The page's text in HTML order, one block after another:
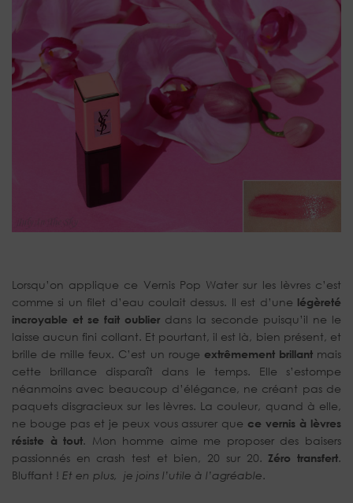
Lorsqu’on applique ce Vernis Pop Water sur les lèvres c’est
comme si un filet d’eau coulait dessus. Il est d’une légèreté
incroyable et se fait oublier dans la seconde puisqu’il ne le
laisse aucun fini collant. Et pourtant, il est là, bien présent, et
brille de mille feux. C’est un rouge extrêmement brillantmais
cette brillance disparaît dans le temps. Elle s’estompe
néanmoins avec beaucoup d’élégance, ne créant pas de
paquets disgracieux sur les lèvres. La couleur, quand à elle,
ne bouge pas et je peux vous assurer que ce vernis à lèvres
résiste à tout. Mon homme aime me proposer des baisers
passionnés en crash test et bien, 20 sur 20. Zéro transfert.
Bluffant ! Et en plus, je joins l’utile à l’agréable.